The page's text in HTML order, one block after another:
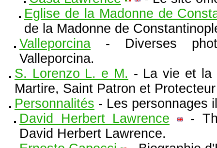
Eglise de la Madonne de
de la Madonne de
Valleporcina - Diverses
Valleporcina.
S. Lorenzo L. e M. - La vie et la
Martire, Saint Patron et
Personnalités - Les personnages
David Herbert Lawrence
-
David Herbert Lawrence.